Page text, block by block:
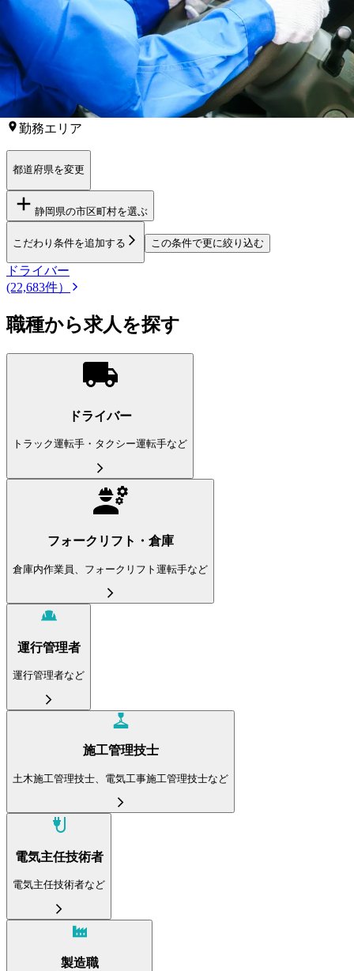
【東海】他の都道府県から 家族手当ド
ライバー求人を探す
岐阜県 三重県愛知県
勤務エリア
都道府県を変更
静岡県の市区町村を選ぶ
こだわり条件を追加する この条件で更に絞り込む
ドライバー
(22,683件）
職種から求人を探す
ドライバー
トラック運転手・タクシー運転手など
フォークリフト・倉庫
倉庫内作業員、フォークリフト運転手など
運行管理者
運行管理者など
施工管理技士
土木施工管理技士、電気工事施工管理技士など
電気主任技術者
電気主任技術者など
製造職